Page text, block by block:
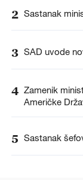
2 Sastanak
3 SAD uvode
4 Zamenik
Američke
5 Sastanak